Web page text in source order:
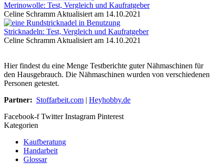
Merinowolle: Test, Vergleich und Kaufratgeber
Celine Schramm Aktualisiert am 14.10.2021
Stricknadeln: Test, Vergleich und Kaufratgeber
Celine Schramm Aktualisiert am 14.10.2021
Hier findest du eine Menge Testberichte guter Nähmaschinen für
den Hausgebrauch. Die Nähmaschinen wurden von verschiedenen
Personen getestet.
Partner: Stoffarbeit.com | Heyhobby.de
Facebook-f Twitter Instagram Pinterest
Kategorien
Kaufberatung
Handarbeit
Glossar